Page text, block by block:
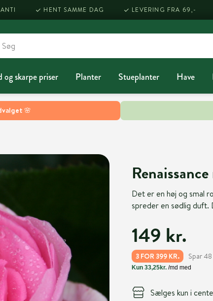
🌸
HENT SAMME DAG LEVERING FRA 69,-
og skarpe priser Planter Stueplanter Have
Det er en høj og smal
spreder en sødlig duft.
149 kr.
3 FOR 399 KR. Spar
Sælges kun i